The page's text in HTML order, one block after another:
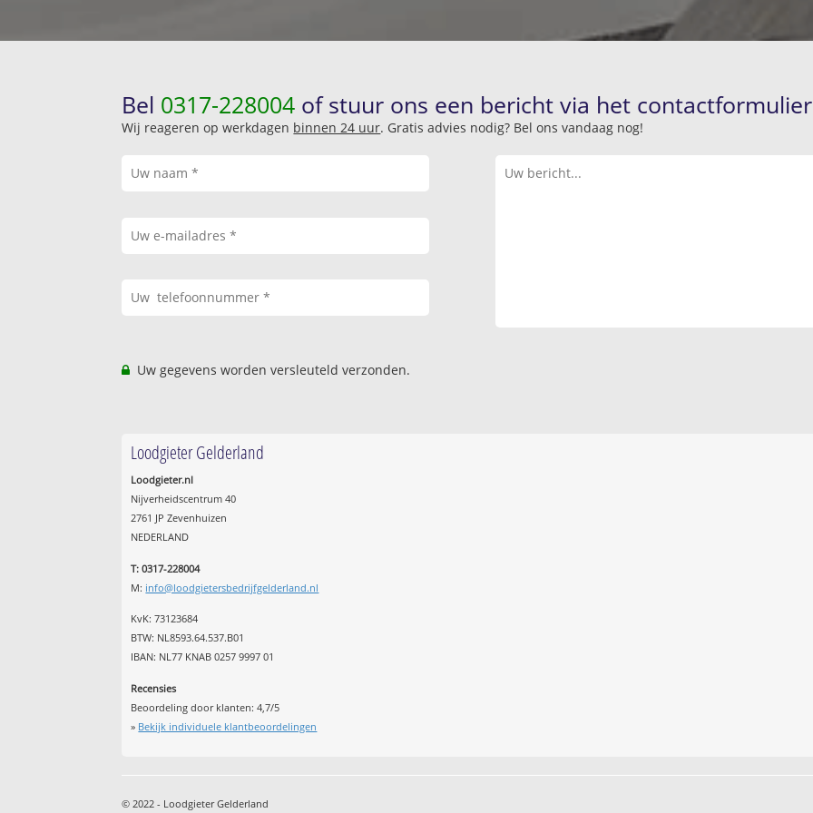
Bel 0317-228004 of stuur ons een bericht via het
Wij reageren op werkdagen binnen 24 uur. Gratis advies nodig? Bel ons vandaag nog!
Uw gegevens worden versleuteld verzonden.
Loodgieter Gelderland
Loodgieter.nl
Nijverheidscentrum 40
2761 JP Zevenhuizen
NEDERLAND
T: 0317-228004
M: info@loodgietersbedrijfgelderland.nl
KvK: 73123684
BTW: NL8593.64.537.B01
IBAN: NL77 KNAB 0257 9997 01
Recensies
Beoordeling door klanten:4,7/5
» Bekijk individuele klantbeoordelingen
© 2022 - Loodgieter Gelderland